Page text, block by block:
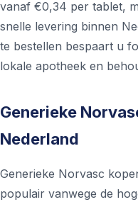
vanaf €0,34 per tablet,
snelle levering binnen
te bestellen bespaart u
lokale apotheek en
Generieke
Nederland
Generieke Norvasc
populair vanwege de